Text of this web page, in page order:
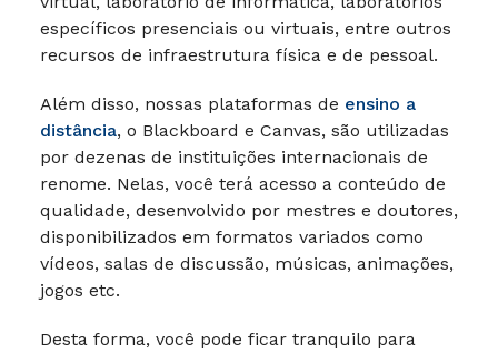
específicos presenciais ou virtuais, entre outros
recursos de infraestrutura física e de pessoal.
Além disso, nossas plataformas de ensino a
distância, o Blackboard e Canvas, são utilizadas
por dezenas de instituições internacionais de
renome. Nelas, você terá acesso a conteúdo de
qualidade, desenvolvido por mestres e doutores,
disponibilizados em formatos variados como
vídeos, salas de discussão, músicas, animações,
jogos etc.
Desta forma, você pode ficar tranquilo para